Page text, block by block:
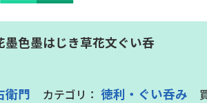
墨色墨はじき草花文ぐい呑
衛門 徳利・ぐい呑み